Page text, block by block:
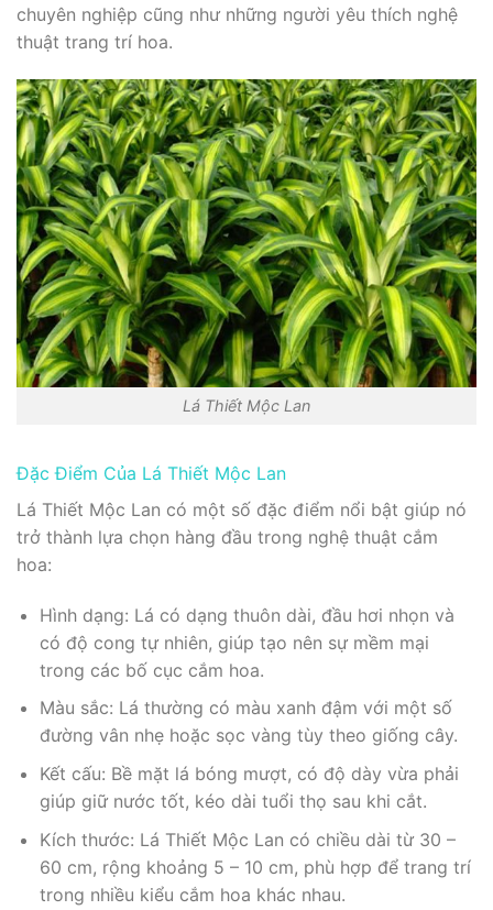
chuyên nghiệp cũng như những người yêu thích nghệ
thuật trang trí hoa.
Lá Thiết Mộc Lan
Đặc Điểm Của Lá Thiết Mộc Lan
Lá Thiết Mộc Lan có một số đặc điểm nổi bật giúp nó
trở thành lựa chọn hàng đầu trong nghệ thuật cắm
hoa:
Hình dạng: Lá có dạng thuôn dài, đầu hơi nhọn và
có độ cong tự nhiên, giúp tạo nên sự mềm mại
trong các bố cục cắm hoa.
Màu sắc: Lá thường có màu xanh đậm với một số
đường vân nhẹ hoặc sọc vàng tùy theo giống cây.
Kết cấu: Bề mặt lá bóng mượt, có độ dày vừa phải
giúp giữ nước tốt, kéo dài tuổi thọ sau khi cắt.
Kích thước: Lá Thiết Mộc Lan có chiều dài từ 30 –
60 cm, rộng khoảng 5 – 10 cm, phù hợp để trang trí
trong nhiều kiểu cắm hoa khác nhau.